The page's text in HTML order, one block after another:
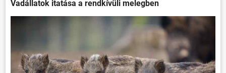
Vadállatok itatása a rendkívüli melegben